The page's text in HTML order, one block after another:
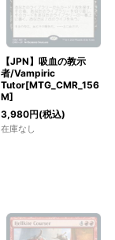
【JPN】吸血の教示
者/Vampiric
Tutor[MTG_CMR_156
M]
3,980円(税込)
在庫なし